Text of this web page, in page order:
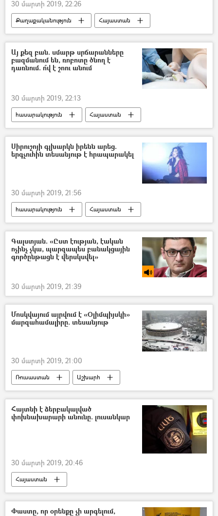
30 մարտի 2019, 22:26
Քաղաքականություն
Հայաստան
Իսրայել
Այ քեզ բան. սմարթ սրճարանները
բազմանում են, ռոբոտը ծնող է
դառնում. ո՞վ է շոու անում
30 մարտի 2019, 22:13
հասարակություն
Հայաստան
Աշխարհ
Տեխնիկա և նորարարություններ
Սիրուշոյի գլխարկն իրենն արեց.
երգչուհին տեսանյութ է հրապարակել
30 մարտի 2019, 21:56
հասարակություն
Հայաստան
Սիրուշո
Գալստյան. «Ըստ էության, էական
ոչինչ չկա, պարզապես բանակցային
գործընթացն է վերսկսվել»
30 մարտի 2019, 21:39
Մոսկվայում այրվում է «Օլիմպիյսկի»
մարզահամալիրը. տեսանյութ
30 մարտի 2019, 21:00
Ռուսաստան Աշխարհ
Հայտնի է ձերբակալված
փոխնախարարի անունը. լուսանկար
30 մարտի 2019, 20:46
Հայաստան
Փաստը, որ օրենքը չի արգելում,